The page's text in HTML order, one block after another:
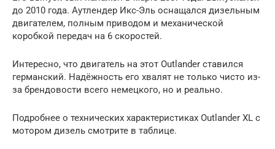
до 2010 года. Аутлендер Икс-Эль оснащался дизельным
двигателем, полным приводом и механической
коробкой передач на 6 скоростей.
Интересно, что двигатель на этот Outlander ставился
германский. Надёжность его хвалят не только чисто из-
за брендовости всего немецкого, но и реально.
Подробнее о технических характеристиках Outlander XL с
мотором дизель смотрите в таблице.